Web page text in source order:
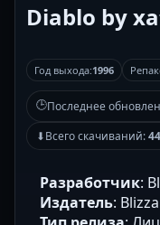
Diablo by
Год выхода:1996
🕒Последнее
⬇Всего скачиваний:
Разработчик:
Издатель: